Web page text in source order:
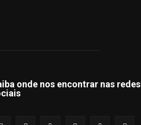
onde nos encontrar nas redes